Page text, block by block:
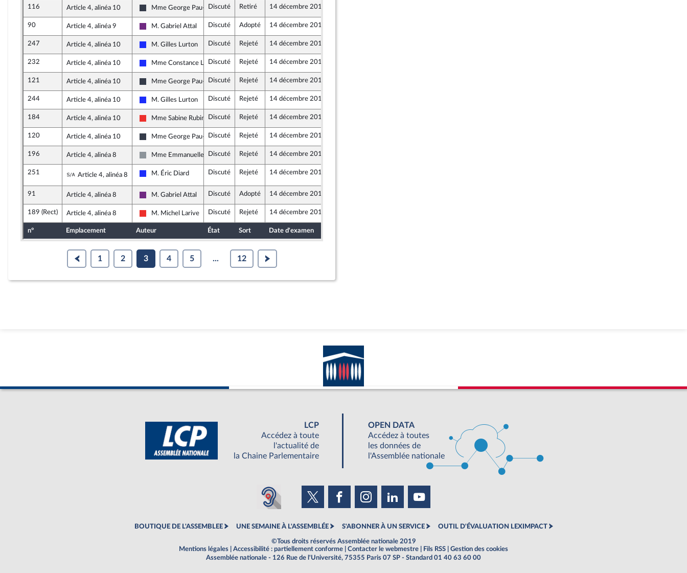
116 Article 4, alinéa 10
Nouvelle Gauche
Mme George Pau-Langevin
Discuté Retiré 14 décembre 2017
90 Article 4, alinéa 9
La République en Marche
M. Gabriel Attal Discuté Adopté 14 décembre 2017
247 Article 4, alinéa 10
Les Républicains
M. Gilles Lurton Discuté Rejeté 14 décembre 2017
232 Article 4, alinéa 10
Les Républicains
Mme Constance Le Grip
Discuté Rejeté 14 décembre 2017
121 Article 4, alinéa 10
Nouvelle Gauche
Mme George Pau-Langevin
Discuté Rejeté 14 décembre 2017
244 Article 4, alinéa 10
Les Républicains
M. Gilles Lurton Discuté Rejeté 14 décembre 2017
184 Article 4, alinéa 10
La France insoumise
Mme Sabine Rubin Discuté Rejeté 14 décembre 2017
120 Article 4, alinéa 10
Nouvelle Gauche
Mme George Pau-Langevin
Discuté Rejeté 14 décembre 2017
196 Article 4, alinéa 8
Non inscrit
Mme Emmanuelle Ménard
Discuté Rejeté 14 décembre 2017
251 Sous-amendement de l'amendement n°91
Article 4, alinéa 8 Les Républicains
M. Éric Diard Discuté Rejeté 14 décembre 2017
91 Article 4, alinéa 8
La République en Marche
M. Gabriel Attal Discuté Adopté 14 décembre 2017
189 (Rect) Article 4, alinéa 8
La France insoumise
M. Michel Larive Discuté Rejeté 14 décembre 2017
n° Emplacement Auteur État Sort Date d'examen
1 2 3 4 5 ... 12
LCP
Accédez à toute
l'actualité de
la Chaine Parlementaire
OPEN DATA
Accédez à toutes
les données de
l'Assemblée nationale
BOUTIQUE DE L'ASSEMBLEE UNE SEMAINE À L'ASSEMBLÉE S'ABONNER À UN SERVICE OUTIL D'ÉVALUATION LEXIMPACT
©Tous droits réservés Assemblée nationale 2019
Mentions légales
Accessibilité : partiellement conforme Contacter le webmestre Fils RSS
Gestion des cookies
Assemblée nationale - 126 Rue de l'Université, 75355 Paris 07 SP - Standard 01 40 63 60 00